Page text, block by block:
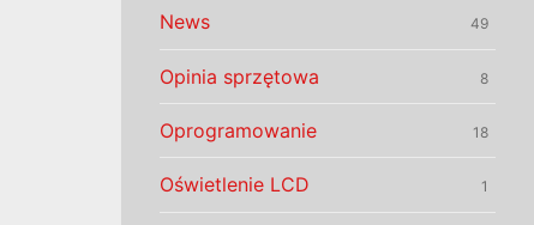
News 49
Opinia sprzętowa 8
Oprogramowanie 18
Oświetlenie LCD 1